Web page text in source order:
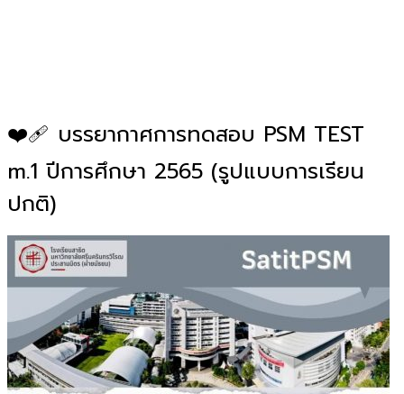
❤️‍🩹 บรรยากาศการทดสอบ PSM TEST
m.1 ปีการศึกษา 2565 (รูปแบบการเรียน
ปกติ)